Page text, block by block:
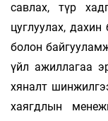
савлах, түр
цуглуулах,
болон
үйл ажиллагаа
хяналт
хаягдлын